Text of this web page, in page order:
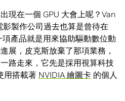
現在一個 GPU 大會上呢？Van
製作公司過去也算是曾待在
產品就是用來協助驅動數位動
展，皮克斯放棄了那項業務，
路走來，它先是採用視算科技
用搭載著 NVIDIA 繪圖卡 的個人